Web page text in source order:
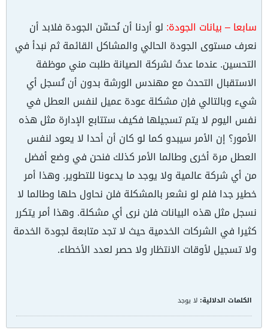
سابعا – بيانات الجودة: لو أردنا أن نُحسِّن الجودة فلابد أن
نعرف مستوى الجودة الحالي والمشاكل القائمة ثم نبدأ في
التحسين. عندما عدتُ لشركة الصيانة طلبت مني موظفة
الاستقبال التحدث مع مهندس الورشة بدون أن تُسجل أي
شيء وبالتالي فإن مشكلة عودة عميل لنفس العطل في
نفس اليوم لا يتم تسجيلها فكيف ستتابع الإدارة مثل هذه
الأمور؟ إن الأمر سيبدو كما لو كان أن أحدا لا يعود لنفس
العطل مرة أخرى وطالما الأمر كذلك فنحن في وضع أفضل
من أي شركة عالمية ولا يوجد ما يدعونا للتطوير. وهذا أمر
خطير جدا فلم لو نشعر بالمشكلة فلن نحاول حلها وطالما لا
نسجل مثل هذه البيانات فلن نرى أي مشكلة. وهذا أمر يتكرر
كثيرا في الشركات الخدمية حيث لا تجد متابعة لجودة الخدمة
ولا تسجيل لأوقات الانتظار ولا حصر لعدد الأخطاء.
الكلمات الدلالية: لا يوجد